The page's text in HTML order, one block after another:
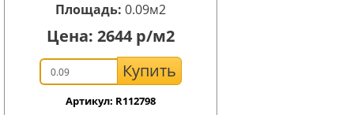
Площадь: 0.09м2
Цена: 2644 р/м2
Купить
Артикул: R112798